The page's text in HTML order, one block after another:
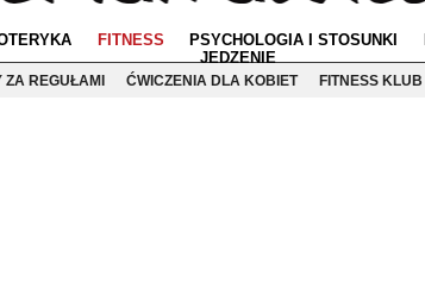
FITNESS PSYCHOLOGIA I STOSUNKI
JEDZENIE
REGUŁAMI ĆWICZENIA DLA KOBIET FITNESS KLUB